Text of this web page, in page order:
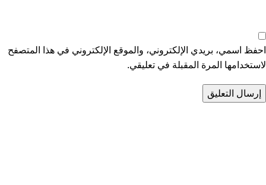
احفظ اسمي، بريدي الإلكتروني، والموقع الإلكتروني في هذا المتصفح
لاستخدامها المرة المقبلة في تعليقي.